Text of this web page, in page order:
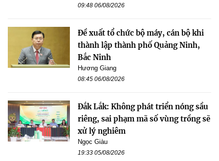
09:48 06/08/2026
Đề xuất tổ chức bộ máy, cán bộ khi
thành lập thành phố Quảng Ninh,
Bắc Ninh
Hương Giang
08:45 06/08/2026
Đắk Lắk: Không phát triển nóng sầu
riêng, sai phạm mã số vùng trồng sẽ
xử lý nghiêm
Ngọc Giàu
19:33 05/08/2026